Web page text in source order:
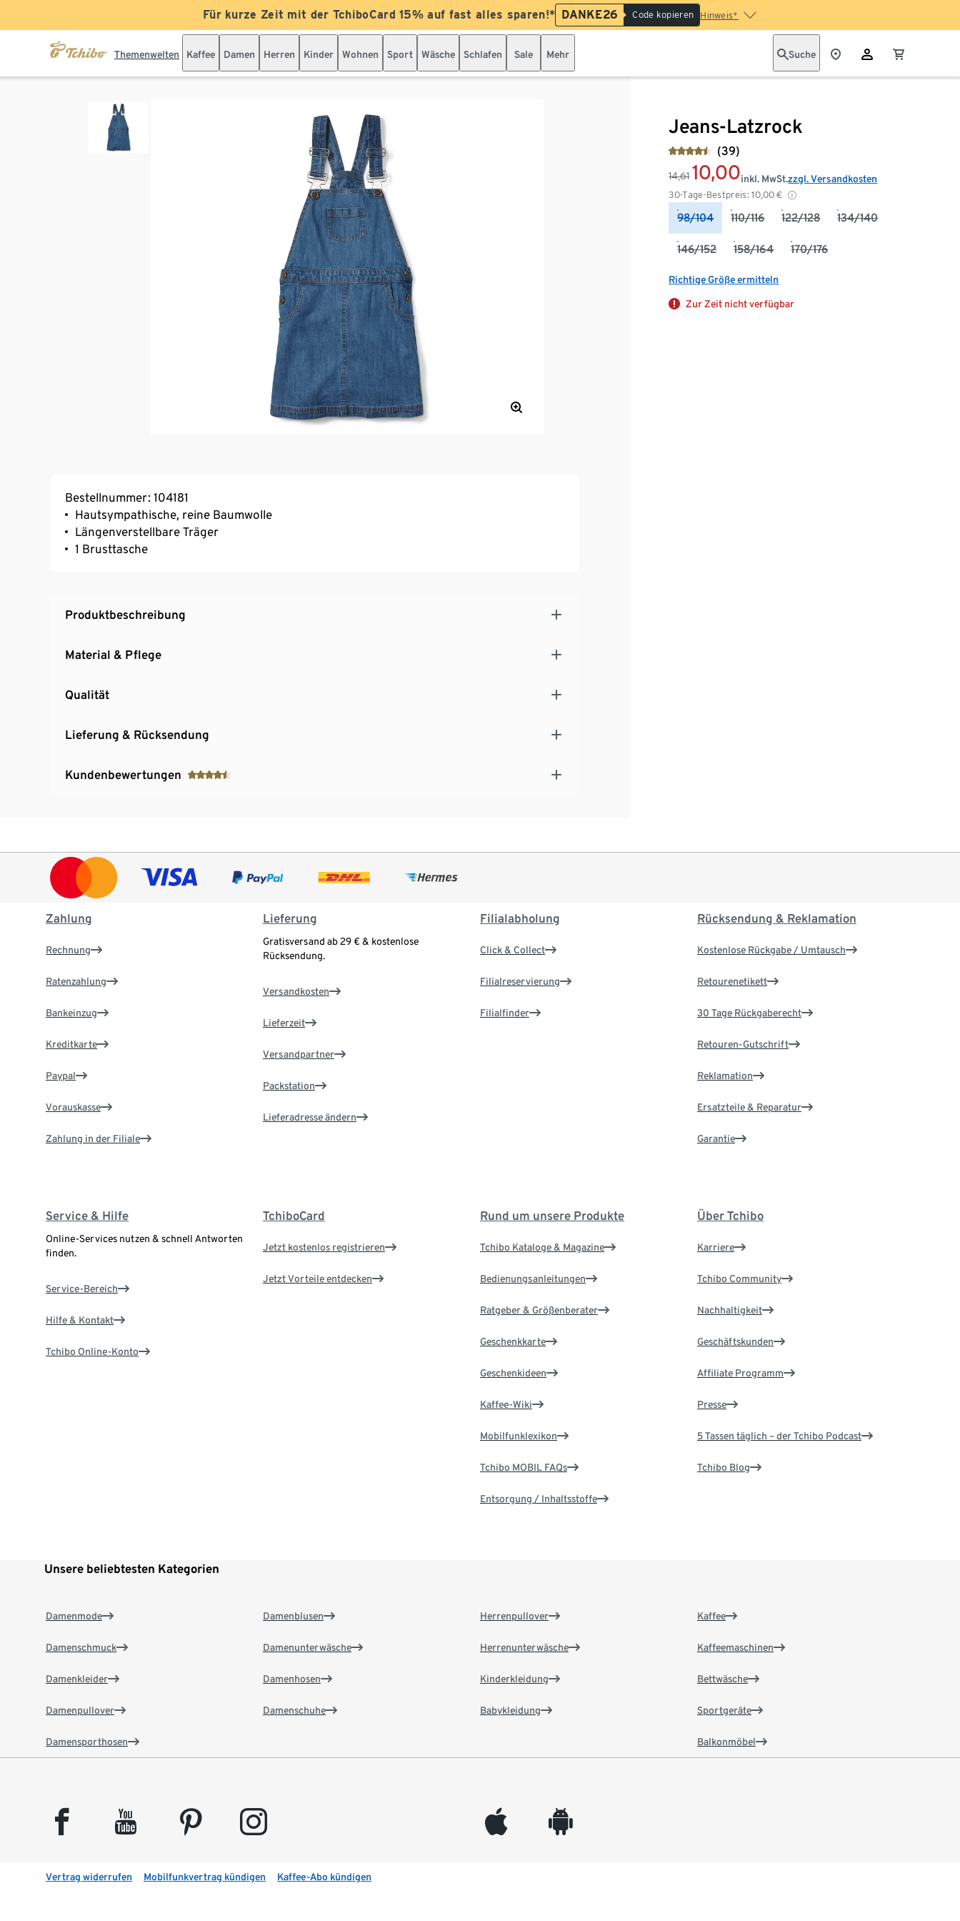
Für kurze Zeit mit der TchiboCard 15% auf fast alles sparen!* DANKE26 Code kopieren Hinweis*
Themenwelten Kaffee Damen Herren Kinder Wohnen Sport Wäsche Schlafen Sale Mehr Suche
Jeans-Latzrock
(39)
14,61 10,00
30-Tage-Bestpreis: 10,00 €
inkl. MwSt.zzgl. Versandkosten
98/104 110/116 122/128 134/140
146/152 158/164 170/176
Richtige Größe ermitteln
Zur Zeit nicht verfügbar
Bestellnummer: 104181
Hautsympathische, reine Baumwolle
Längenverstellbare Träger
1 Brusttasche
Produktbeschreibung
Material & Pflege
Qualität
Lieferung & Rücksendung
Kundenbewertungen
Zahlung
Rechnung
Ratenzahlung
Bankeinzug
Kreditkarte
Paypal
Vorauskasse
Zahlung in der Filiale
Lieferung
Gratisversand ab 29 € & kostenlose
Rücksendung.
Versandkosten
Lieferzeit
Versandpartner
Packstation
Lieferadresse ändern
Filialabholung
Click & Collect
Filialreservierung
Filialfinder
Rücksendung & Reklamation
Kostenlose Rückgabe / Umtausch
Retourenetikett
30 Tage Rückgaberecht
Retouren-Gutschrift
Reklamation
Ersatzteile & Reparatur
Garantie
Service & Hilfe
Online-Services nutzen & schnell Antworten
finden.
Service-Bereich
Hilfe & Kontakt
Tchibo Online-Konto
TchiboCard
Jetzt kostenlos registrieren
Jetzt Vorteile entdecken
Rund um unsere Produkte
Tchibo Kataloge & Magazine
Bedienungsanleitungen
Ratgeber & Größenberater
Geschenkkarte
Geschenkideen
Kaffee-Wiki
Mobilfunklexikon
Tchibo MOBIL FAQs
Entsorgung / Inhaltsstoffe
Über Tchibo
Karriere
Tchibo Community
Nachhaltigkeit
Geschäftskunden
Affiliate Programm
Presse
5 Tassen täglich – der Tchibo Podcast
Tchibo Blog
Unsere beliebtesten Kategorien
Damenmode
Damenschmuck
Damenkleider
Damenpullover
Damensporthosen
Damenblusen
Damenunterwäsche
Damenhosen
Damenschuhe
Herrenpullover
Herrenunterwäsche
Kinderkleidung
Babykleidung
Kaffee
Kaffeemaschinen
Bettwäsche
Sportgeräte
Balkonmöbel
facebook youtube pinterest instagram appleinc android
Vertrag widerrufen Mobilfunkvertrag kündigen Kaffee-Abo kündigen